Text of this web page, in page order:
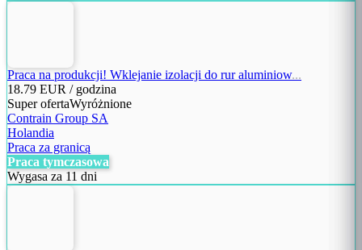
Praca na produkcji! Wklejanie izolacji do rur aluminiow...
18.79 EUR / godzina
Super ofertaWyróżnione
Contrain Group SA
Holandia
Praca za granicą
Praca tymczasowa
Wygasa za 11 dni